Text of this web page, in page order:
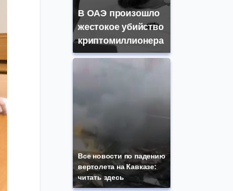
В ОАЭ произошло
жестокое убийство
криптомиллионера
Все новости по падению
вертолета на Кавказе:
читать здесь